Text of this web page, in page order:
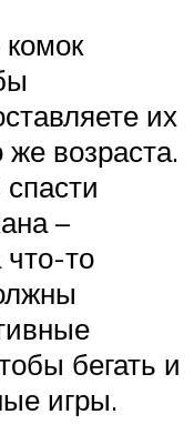
их
же возраста.
–
то
бегать и
игры.